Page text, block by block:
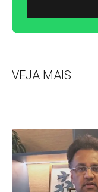
VEJA MAIS